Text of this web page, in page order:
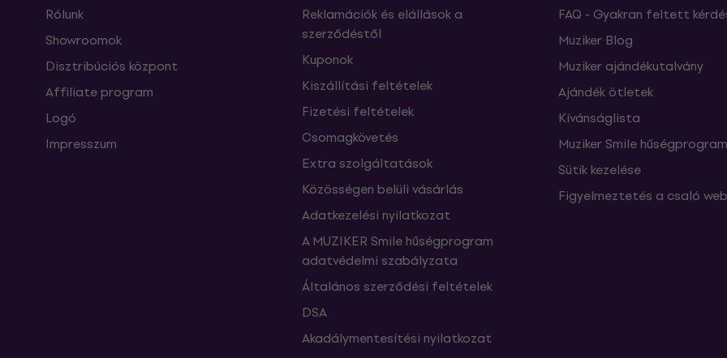
Rólunk
Showroomok
Disztribúciós központ
Affiliate program
Logó
Impresszum
Reklamációk és elállások a
szerződéstől
Kuponok
Kiszállítási feltételek
Fizetési feltételek
Csomagkövetés
Extra szolgáltatások
Közösségen belüli vásárlás
Adatkezelési nyilatkozat
A MUZIKER Smile hűségprogram
adatvédelmi szabályzata
Általános szerződési feltételek
DSA
Akadálymentesítési nyilatkozat
FAQ - Gyakran feltett
Muziker Blog
Muziker ajándékutalvány
Ajándék ötletek
Kívánságlista
Muziker Smile hűségprogram
Sütik kezelése
Figyelmeztetés a csaló